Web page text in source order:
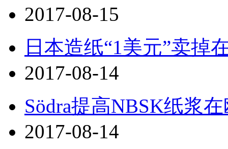
2017-08-15
日本造纸“1美元”卖掉
2017-08-14
Södra提高NBSK纸浆
2017-08-14